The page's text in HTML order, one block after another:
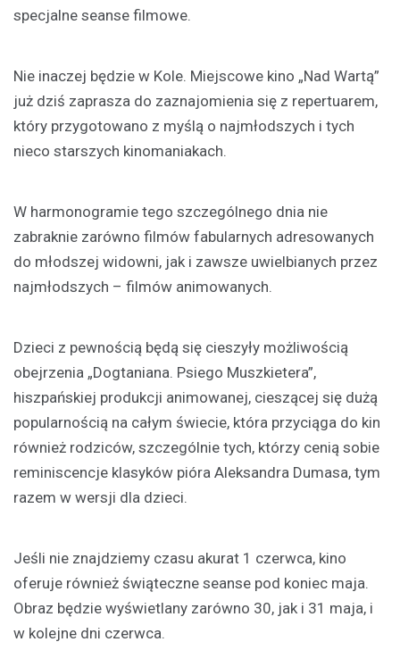
specjalne seanse filmowe.
Nie inaczej będzie w Kole. Miejscowe kino „Nad Wartą”
już dziś zaprasza do zaznajomienia się z repertuarem,
który przygotowano z myślą o najmłodszych i tych
nieco starszych kinomaniakach.
W harmonogramie tego szczególnego dnia nie
zabraknie zarówno filmów fabularnych adresowanych
do młodszej widowni, jak i zawsze uwielbianych przez
najmłodszych – filmów animowanych.
Dzieci z pewnością będą się cieszyły możliwością
obejrzenia „Dogtaniana. Psiego Muszkietera”,
hiszpańskiej produkcji animowanej, cieszącej się dużą
popularnością na całym świecie, która przyciąga do kin
również rodziców, szczególnie tych, którzy cenią sobie
reminiscencje klasyków pióra Aleksandra Dumasa, tym
razem w wersji dla dzieci.
Jeśli nie znajdziemy czasu akurat 1 czerwca, kino
oferuje również świąteczne seanse pod koniec maja.
Obraz będzie wyświetlany zarówno 30, jak i 31 maja, i
w kolejne dni czerwca.